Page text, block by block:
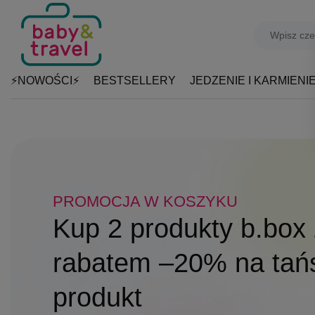
⚡NOWOŚCI⚡ BESTSELLERY JEDZENIE I KARMIENIE
PROMOCJA W KOSZYKU
Kup 2 produkty b.box
rabatem –20% na
produkt
DO 31.08
Produkty Playshoes z
–15%
SZKOLNY NIEZBĘDNIK!
Patent na beztroskie
Butelki, bidony i